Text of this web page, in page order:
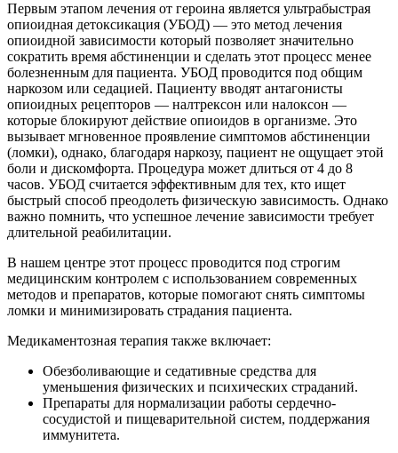
Первым этапом лечения от героина является ультрабыстрая
опиоидная детоксикация (УБОД) — это метод лечения
опиоидной зависимости который позволяет значительно
сократить время абстиненции и сделать этот процесс менее
болезненным для пациента. УБОД проводится под общим
наркозом или седацией. Пациенту вводят антагонисты
опиоидных рецепторов — налтрексон или налоксон —
которые блокируют действие опиоидов в организме. Это
вызывает мгновенное проявление симптомов абстиненции
(ломки), однако, благодаря наркозу, пациент не ощущает этой
боли и дискомфорта. Процедура может длиться от 4 до 8
часов. УБОД считается эффективным для тех, кто ищет
быстрый способ преодолеть физическую зависимость. Однако
важно помнить, что успешное лечение зависимости требует
длительной реабилитации.
В нашем центре этот процесс проводится под строгим
медицинским контролем с использованием современных
методов и препаратов, которые помогают снять симптомы
ломки и минимизировать страдания пациента.
Медикаментозная терапия также включает:
Обезболивающие и седативные средства для
уменьшения физических и психических страданий.
Препараты для нормализации работы сердечно-
сосудистой и пищеварительной систем, поддержания
иммунитета.